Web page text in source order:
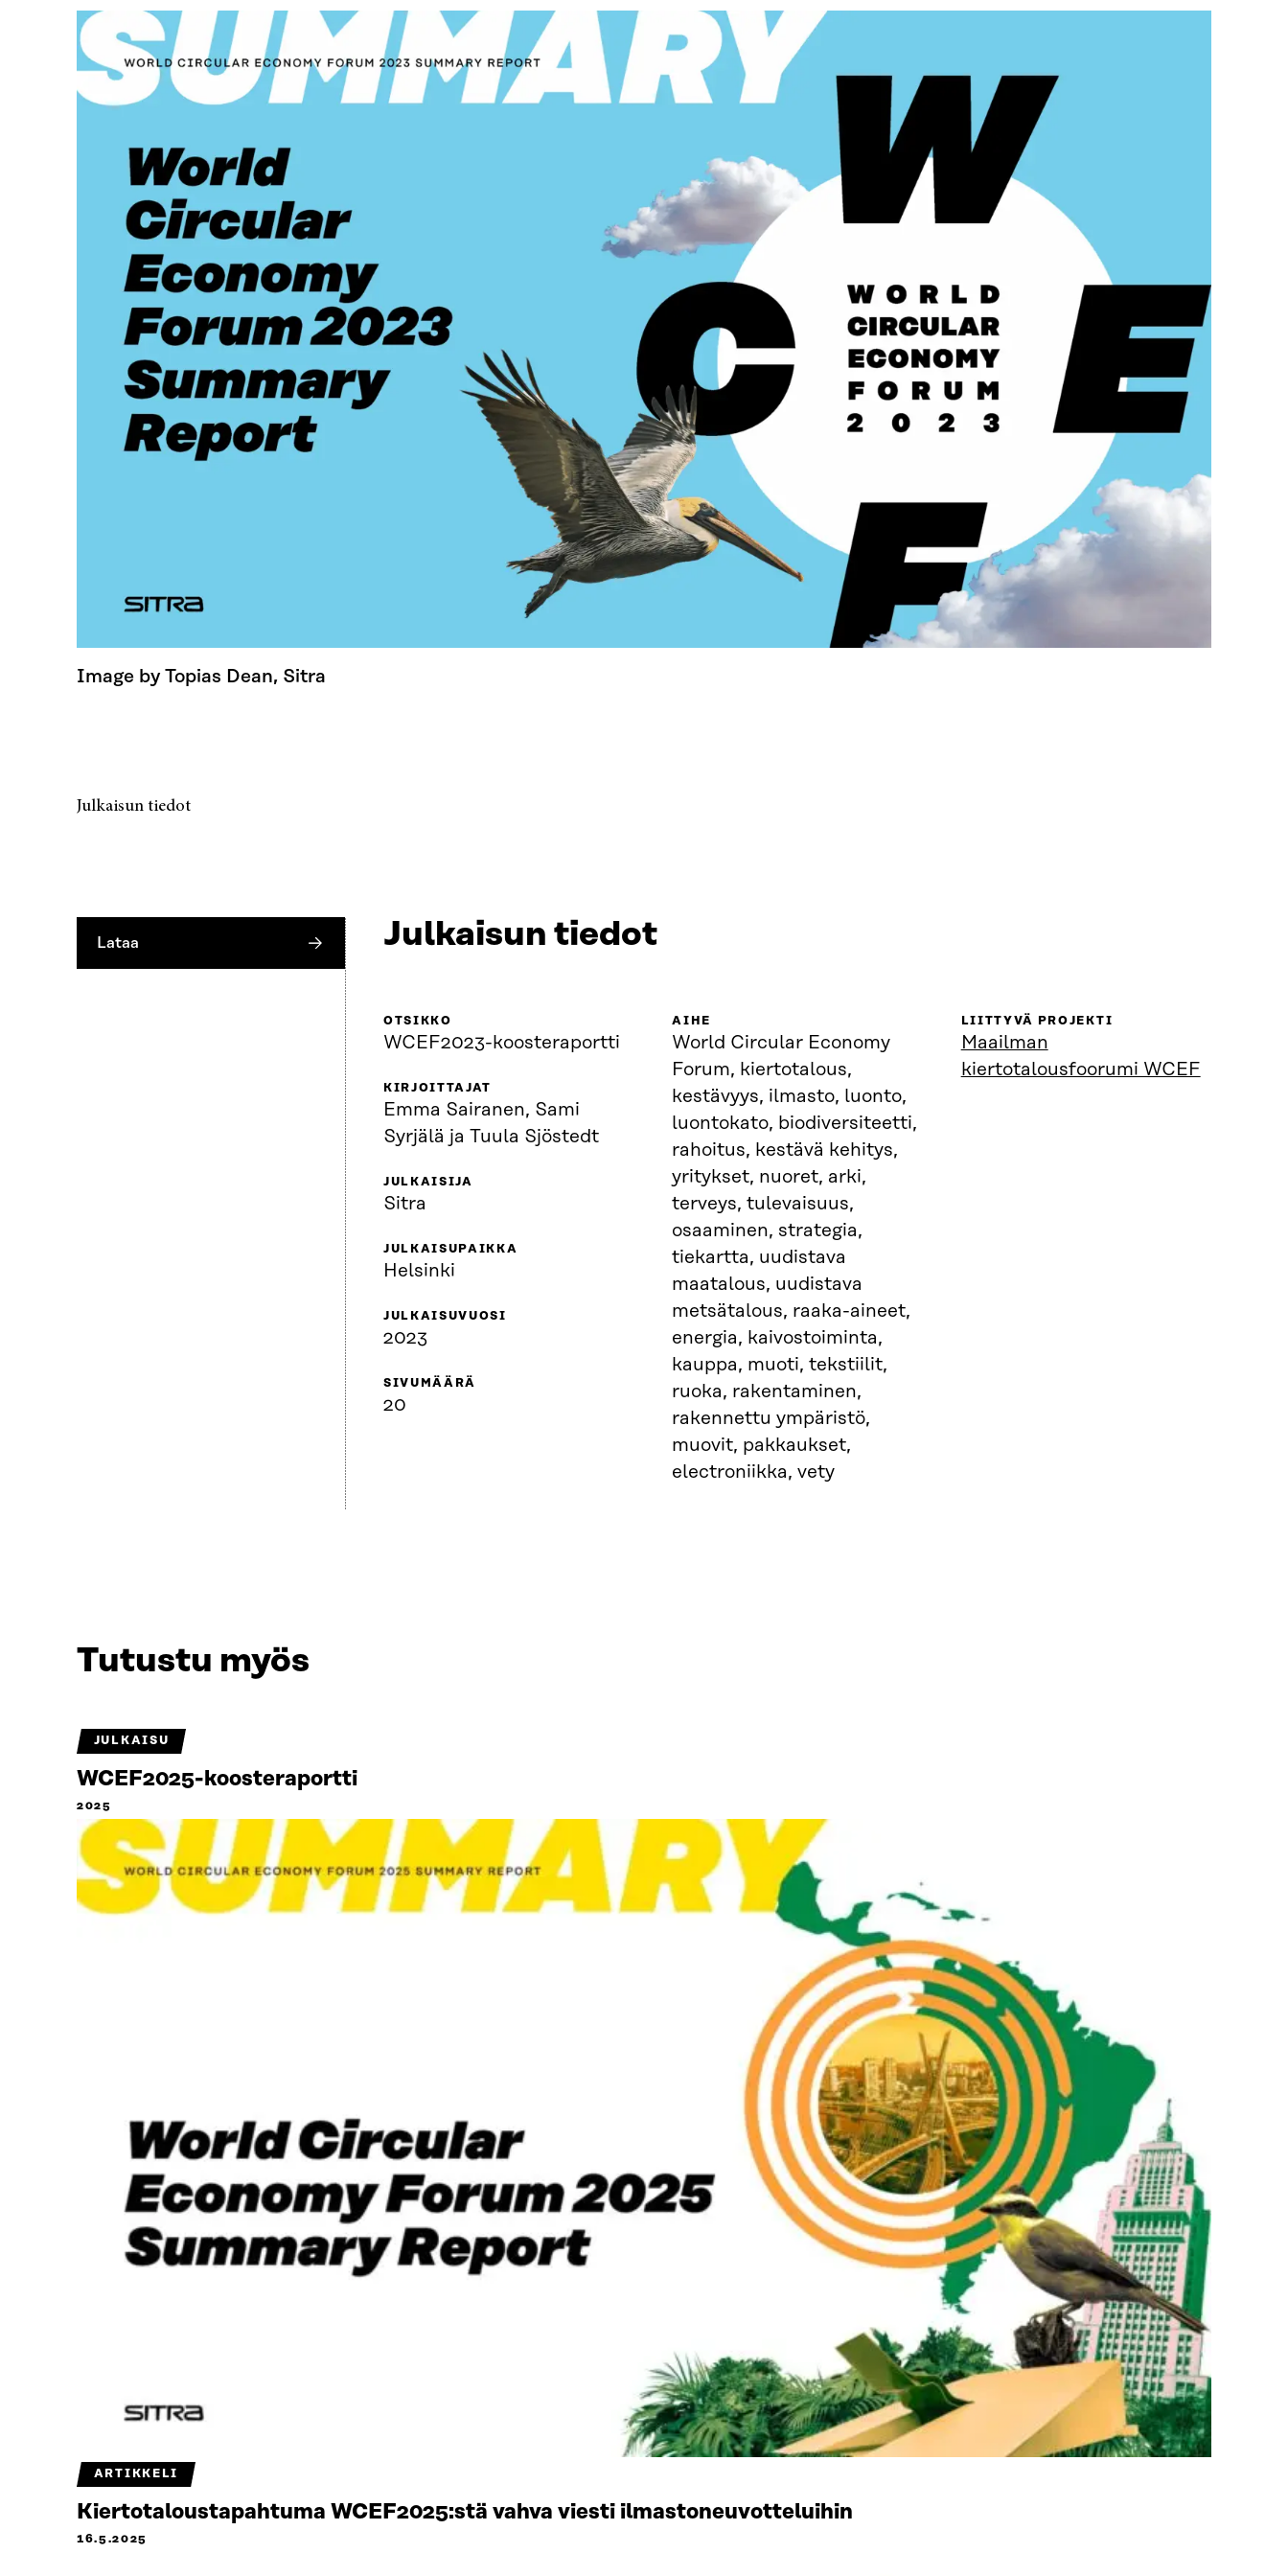
Image by Topias Dean, Sitra
Julkaisun tiedot
Lataa Julkaisun tiedot
OTSIKKO
WCEF2023-koosteraportti
KIRJOITTAJAT
Emma Sairanen, Sami
Syrjälä ja Tuula Sjöstedt
JULKAISIJA
Sitra
JULKAISUPAIKKA
Helsinki
JULKAISUVUOSI
2023
SIVUMÄÄRÄ
20
AIHE
World Circular Economy
Forum, kiertotalous,
kestävyys, ilmasto, luonto,
luontokato, biodiversiteetti,
rahoitus, kestävä kehitys,
yritykset, nuoret, arki,
terveys, tulevaisuus,
osaaminen, strategia,
tiekartta, uudistava
maatalous, uudistava
metsätalous, raaka-aineet,
energia, kaivostoiminta,
kauppa, muoti, tekstiilit,
ruoka, rakentaminen,
rakennettu ympäristö,
muovit, pakkaukset,
electroniikka, vety
LIITTYVÄ PROJEKTI
Maailman
kiertotalousfoorumi WCEF
Tutustu myös
JULKAISU
WCEF2025-koosteraportti
2025
ARTIKKELI
Kiertotaloustapahtuma WCEF2025:stä vahva viesti ilmastoneuvotteluihin
16.5.2025